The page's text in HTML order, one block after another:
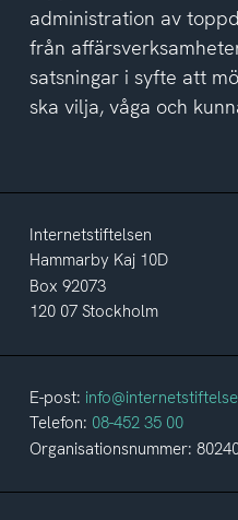
administration av
från
satsningar i syfte att
ska vilja, våga och
Internetstiftelsen
Hammarby Kaj 10D
Box 92073
120 07 Stockholm
E-post:
Telefon: 08-452 35 00
Organisationsnummer: